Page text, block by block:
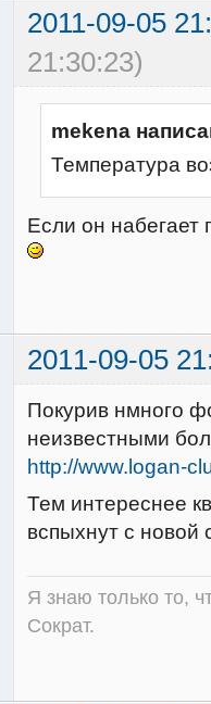
2011-09-05
21:30:23)
mekena
Температура
Если он набегает
2011-09-05
Покурив нмного
неизвестными
http://www.logan-
Тем интереснее
вспыхнут с новой
Я знаю только то,
Сократ.